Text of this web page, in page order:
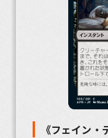
《フェイン・